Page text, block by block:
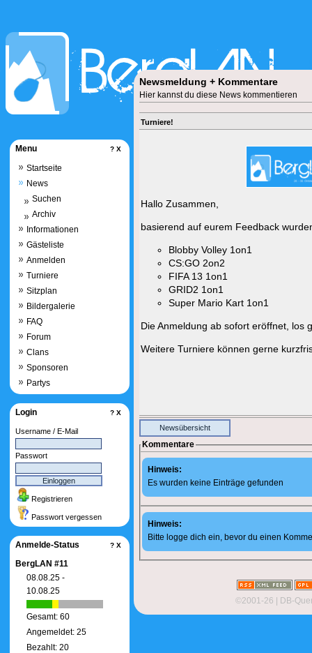
Newsmeldung + Kommentare
Hier kannst du diese News kommentieren
Turniere!
Hallo Zusammen,
basierend auf eurem Feedback
Blobby Volley 1on1
CS:GO 2on2
FIFA 13 1on1
GRID2 1on1
Super Mario Kart 1on1
Die Anmeldung ab sofort eröffnet, los
Weitere Turniere können gerne
Newsübersicht
Kommentare
Hinweis:
Es wurden keine Einträge gefunden
Hinweis:
Bitte logge dich ein, bevor du einen
©2001-26 | DB-
Menu ? X
Startseite
News
Suchen
Archiv
Informationen
Gästeliste
Anmelden
Turniere
Sitzplan
Bildergalerie
FAQ
Forum
Clans
Sponsoren
Partys
Login ? X
Username / E-Mail
Passwort
Registrieren
Passwort vergessen
Anmelde-Status ? X
BergLAN #11
08.08.25 -
10.08.25
Gesamt: 60
Angemeldet: 25
Bezahlt: 20